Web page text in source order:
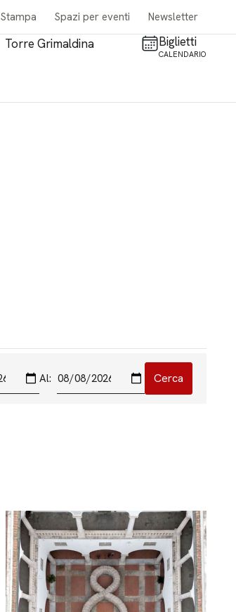
Stampa Spazi per eventi Newsletter
Torre Grimaldina Biglietti
CALENDARIO
Al: